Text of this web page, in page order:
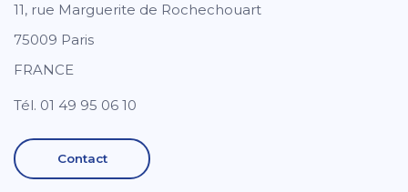
11, rue Marguerite de Rochechouart
75009 Paris
FRANCE
Tél. 01 49 95 06 10
Contact